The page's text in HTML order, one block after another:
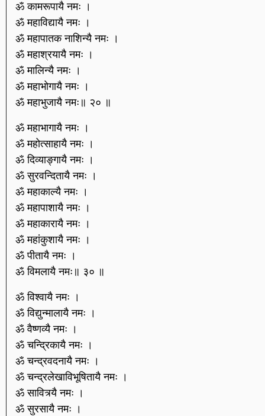
ॐ कामरूपायै नमः ।
ॐ महाविद्यायै नमः ।
ॐ महापातक नाशिन्यै नमः ।
ॐ महाश्रयायै नमः ।
ॐ मालिन्यै नमः ।
ॐ महाभोगायै नमः ।
ॐ महाभुजायै नमः॥ २० ॥
ॐ महाभागायै नमः ।
ॐ महोत्साहायै नमः ।
ॐ दिव्याङ्गायै नमः ।
ॐ सुरवन्दितायै नमः ।
ॐ महाकाल्यै नमः ।
ॐ महापाशायै नमः ।
ॐ महाकारायै नमः ।
ॐ महांकुशायै नमः ।
ॐ पीतायै नमः ।
ॐ विमलायै नमः॥ ३० ॥
ॐ विश्वायै नमः ।
ॐ विद्युन्मालायै नमः ।
ॐ वैष्णव्यै नमः ।
ॐ चन्द्रिकायै नमः ।
ॐ चन्द्रवदनायै नमः ।
ॐ चन्द्रलेखाविभूषितायै नमः ।
ॐ सावित्र्यै नमः ।
ॐ सुरसायै नमः ।